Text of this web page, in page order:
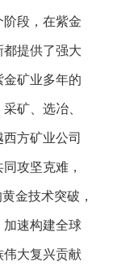
段，在紫金
提供了强大
矿业多年的
矿、选冶、
方矿业公司
攻坚克难，
金技术突破，
加速构建全球
大复兴贡献